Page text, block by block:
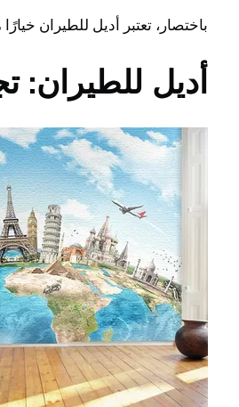
باختصار، تعتبر أديل للطيران
أديل للطيران: